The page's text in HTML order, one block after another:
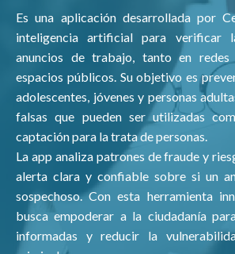
Es una aplicación desarrollada por
inteligencia artificial para verificar
anuncios de trabajo, tanto en redes
espacios públicos. Su objetivo es
adolescentes, jóvenes y personas
falsas que pueden ser utilizadas
captación para la trata de personas.
La app analiza patrones de fraude y
alerta clara y confiable sobre si un
sospechoso. Con esta herramienta
busca empoderar a la ciudadanía
informadas y reducir la